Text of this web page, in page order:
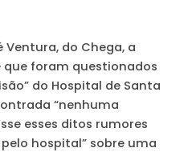
do Chega, a
que foram questionados
do Hospital de Santa
“nenhuma
esses ditos rumores
hospital” sobre uma